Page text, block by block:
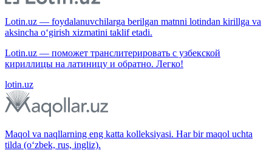
Lotin.uz — foydalanuvchilarga berilgan matnni lotindan kirillga va
aksincha o‘girish xizmatini taklif etadi.
Lotin.uz — поможет транслитерировать с узбекской
кириллицы на латиницу и обратно. Легко!
lotin.uz
Maqol va naqllarning eng katta kolleksiyasi. Har bir maqol uchta
tilda (o‘zbek, rus, ingliz).